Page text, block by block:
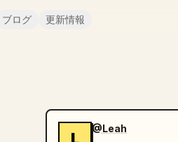
ブログ 更新情報
@Leah